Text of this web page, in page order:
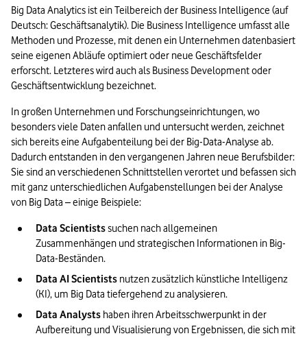
Big Data Analytics ist ein Teilbereich der Business Intelligence (auf
Deutsch: Geschäftsanalytik). Die Business Intelligence umfasst alle
Methoden und Prozesse, mit denen ein Unternehmen datenbasiert
seine eigenen Abläufe optimiert oder neue Geschäftsfelder
erforscht. Letzteres wird auch als Business Development oder
Geschäftsentwicklung bezeichnet.
In großen Unternehmen und Forschungseinrichtungen, wo
besonders viele Daten anfallen und untersucht werden, zeichnet
sich bereits eine Aufgabenteilung bei der Big-Data-Analyse ab.
Dadurch entstanden in den vergangenen Jahren neue Berufsbilder:
Sie sind an verschiedenen Schnittstellen verortet und befassen sich
mit ganz unterschiedlichen Aufgabenstellungen bei der Analyse
von Big Data – einige Beispiele:
Data Scientists suchen nach allgemeinen
Zusammenhängen und strategischen Informationen in Big-
Data-Beständen.
Data AI Scientists nutzen zusätzlich künstliche Intelligenz
(KI), um Big Data tiefergehend zu analysieren.
Data Analysts haben ihren Arbeitsschwerpunkt in der
Aufbereitung und Visualisierung von Ergebnissen, die sich mit